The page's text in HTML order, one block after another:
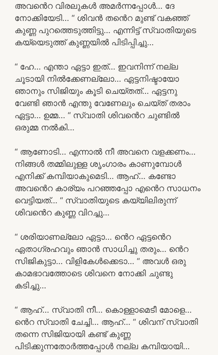
അവൻെറ വിരലുകൾ അമർന്നപ്പോൾ… ദേ
നോക്കിയേടി… “ ശിവൻ തൻെറ മുണ്ട് വകഞ്ഞ്
കുണ്ണ പുറത്തെടുത്തിട്ടു… എന്നിട്ട് സ്വാതിയുടെ
കയ്യെടുത്ത് കുണ്ണയിൽ പിടിപ്പിച്ചു…
“ ഹേ… എന്താ ഏട്ടാ ഇത്… ഇവനിന്ന് നല്ല
ചൂടായി നിൽക്കേണല്ലോ… ഏട്ടനിഷ്ടായോ
ഞാനും സിജിയും കൂടി ചെയ്തത്… ഏട്ടനു
വേണ്ടി ഞാൻ എന്തു വേണേലും ചെയ്ത് തരാം
ഏട്ടാ… ഉമ്മ… “ സ്വാതി ശിവൻെറ ചുണ്ടിൽ
ഒരുമ്മ നൽകി…
“ ആണോടി… എന്നാൽ നീ അവനെ വളക്കണം…
നിങ്ങൾ തമ്മിലുള്ള ശൃംഗാരം കാണുമ്പോൾ
എനിക്ക് കമ്പിയാകുമെടി… ആഹ്… കണ്ടോ
അവൻെറ കാര്യം പറഞ്ഞപ്പോ എൻെറ സാധനം
വെട്ടിയത്… “ സ്വാതിയുടെ കയ്യിലിരുന്ന്
ശിവൻെറ കുണ്ണ വിറച്ചു…
“ ശരിയാണല്ലോ ഏട്ടാ… ൻെറ ഏട്ടൻെറ
ഏതാഗ്രഹവും ഞാൻ സാധിച്ചു തരും… ൻെറ
സിജികുട്ടാ… വിളികേൾക്കെടാ… “ അവൾ ഒരു
കാമഭാവത്തോടെ ശിവനെ നോക്കി ചുണ്ടു
കടിച്ചു…
“ ആഹ്… സ്വാതി നീ… കൊള്ളാമെടീ മോളെ…
ൻെറ സ്വാതി ചേച്ചി… ആഹ്… “ ശിവന് സ്വാതി
തന്നെ സിജിയായി കണ്ട് കുണ്ണ
പിടിക്കുന്നതോർത്തപ്പോൾ നല്ല കമ്പിയായി…